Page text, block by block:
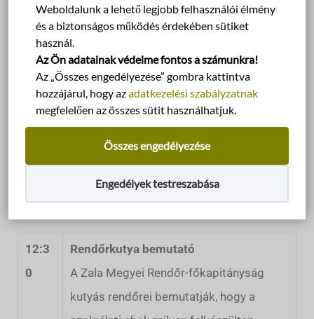
Weboldalunk a lehető legjobb felhasználói élmény
és a biztonságos működés érdekében sütiket
használ.
Az Ön adatainak védelme fontos a számunkra!
Az „Összes engedélyezése” gombra kattintva
hozzájárul, hogy azadatkezelési szabályzatnak
megfelelően az összes sütit használhatjuk.
Összes engedélyezése
Engedélyek testreszabása
Programok
Az Állatbarát Nap programjainkra 2024. június 1-
folyamatosan zajló kutyás programok
megtekintésére.
12:3
0
Rendőrkutya bemutató
A Zala Megyei Rendőr-főkapitányság
kutyás rendőrei bemutatják, hogy a